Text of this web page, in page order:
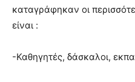
brandi
teaches
καταγράφηκαν οι
είναι :
-Καθηγητές, δάσκαλοι,